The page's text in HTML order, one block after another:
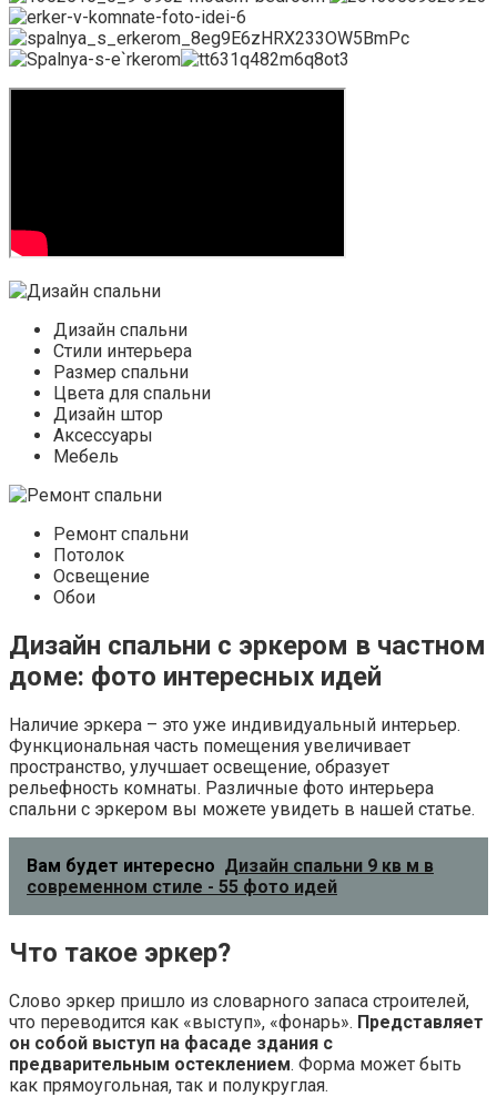
Дизайн спальни
Стили интерьера
Размер спальни
Цвета для спальни
Дизайн штор
Аксессуары
Мебель
Ремонт спальни
Потолок
Освещение
Обои
Дизайн спальни с эркером в частном
доме: фото интересных идей
Наличие эркера – это уже индивидуальный интерьер.
Функциональная часть помещения увеличивает
пространство, улучшает освещение, образует
рельефность комнаты. Различные фото интерьера
спальни с эркером вы можете увидеть в нашей статье.
Вам будет интересно Дизайн спальни 9 кв м в
современном стиле - 55 фото идей
Что такое эркер?
Слово эркер пришло из словарного запаса строителей,
что переводится как «выступ», «фонарь». Представляет
он собой выступ на фасаде здания с
предварительным остеклением. Форма может быть
как прямоугольная, так и полукруглая.